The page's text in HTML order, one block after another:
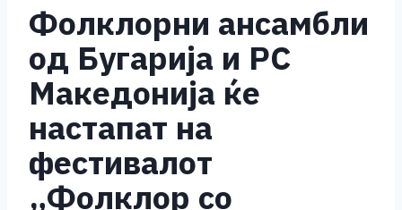
Фолклорни ансамбли
од Бугарија и РС
Македонија ќе
настапат на
фестивалот
„Фолклор со